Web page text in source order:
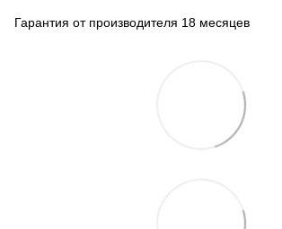
Гарантия от производителя 18 месяцев